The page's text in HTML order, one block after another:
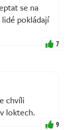
se na
pokládají
7
chvíli
loktech.
9